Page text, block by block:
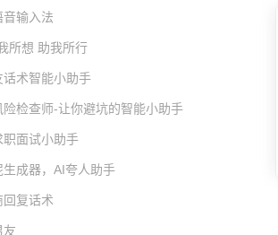
音输入法
所想 助我所行
话术智能小助手
险检查师-让你避坑的智能小助手
职面试小助手
生成器，AI夸人助手
回复话术
友